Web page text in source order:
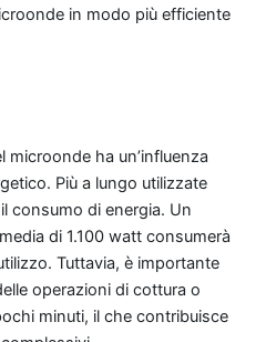
in modo più efficiente
ha un’influenza
Più a lungo utilizzate
consumo di energia. Un
di 1.100 watt consumerà
Tuttavia, è importante
operazioni di cottura o
minuti, il che contribuisce